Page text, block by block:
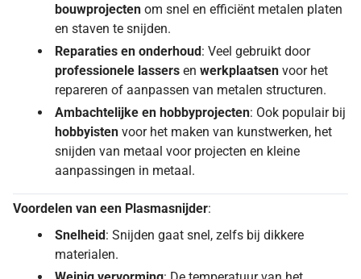
bouwprojecten om snel en efficiënt metalen platen
en staven te snijden.
Reparaties en onderhoud: Veel gebruikt door
professionele lassers en werkplaatsen voor het
repareren of aanpassen van metalen structuren.
Ambachtelijke en hobbyprojecten: Ook populair bij
hobbyisten voor het maken van kunstwerken, het
snijden van metaal voor projecten en kleine
aanpassingen in metaal.
Voordelen van een Plasmasnijder:
Snelheid: Snijden gaat snel, zelfs bij dikkere
materialen.